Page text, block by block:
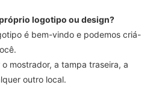
logotipo ou design?
é bem-vindo e podemos criá-
mostrador, a tampa traseira, a
outro local.